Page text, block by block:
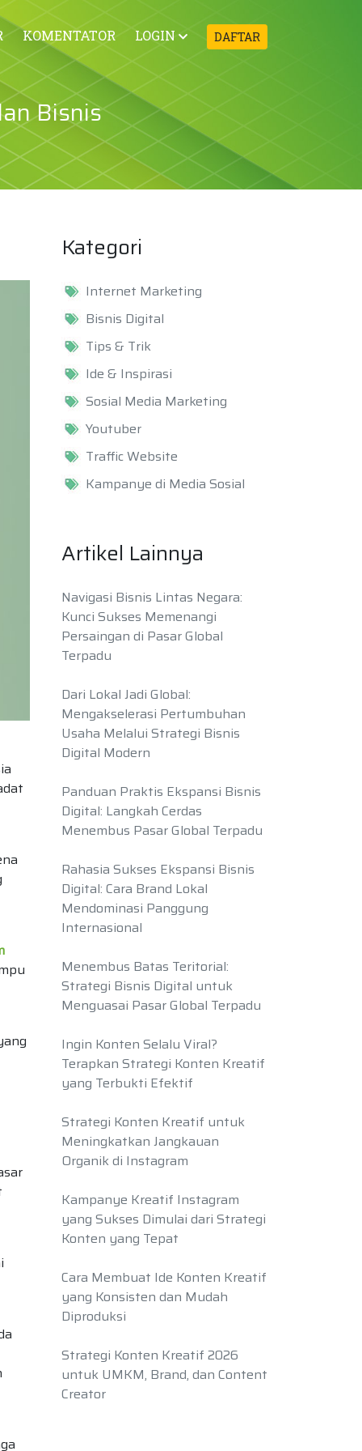
KOMENTATOR LOGIN DAFTAR
Bisnis
Kategori
Internet Marketing
Bisnis Digital
Tips & Trik
Ide & Inspirasi
Sosial Media Marketing
Youtuber
Traffic Website
Kampanye di Media Sosial
Artikel Lainnya
Navigasi Bisnis Lintas Negara:
Kunci Sukses Memenangi
Persaingan di Pasar Global
Terpadu
Dari Lokal Jadi Global:
Mengakselerasi Pertumbuhan
Usaha Melalui Strategi Bisnis
Digital Modern
Panduan Praktis Ekspansi Bisnis
Digital: Langkah Cerdas
Menembus Pasar Global Terpadu
Rahasia Sukses Ekspansi Bisnis
Digital: Cara Brand Lokal
Mendominasi Panggung
Internasional
Menembus Batas Teritorial:
Strategi Bisnis Digital untuk
Menguasai Pasar Global Terpadu
Ingin Konten Selalu Viral?
Terapkan Strategi Konten Kreatif
yang Terbukti Efektif
Strategi Konten Kreatif untuk
Meningkatkan Jangkauan
Organik di Instagram
Kampanye Kreatif Instagram
yang Sukses Dimulai dari Strategi
Konten yang Tepat
Cara Membuat Ide Konten Kreatif
yang Konsisten dan Mudah
Diproduksi
Strategi Konten Kreatif 2026
untuk UMKM, Brand, dan Content
Creator